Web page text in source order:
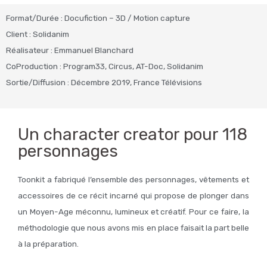
Format/Durée : Docufiction – 3D / Motion capture
Client : Solidanim
Réalisateur : Emmanuel Blanchard
CoProduction : Program33, Circus, AT-Doc, Solidanim
Sortie/Diffusion : Décembre 2019, France Télévisions
Un character creator pour 118
personnages
Toonkit a fabriqué l’ensemble des personnages, vêtements et
accessoires de ce récit incarné qui propose de plonger dans
un Moyen-Age méconnu, lumineux et créatif. Pour ce faire, la
méthodologie que nous avons mis en place faisait la part belle
à la préparation.